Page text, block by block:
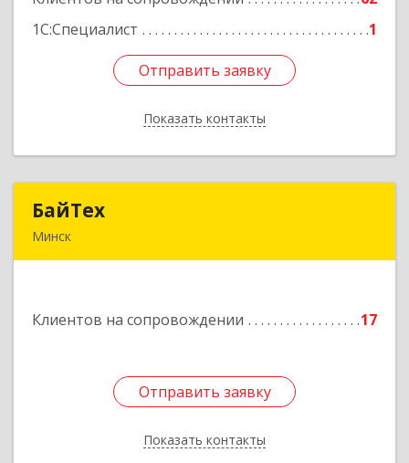
1С:Специалист
1
Отправить заявку
Показать контакты
Отправить заявку
Назад
БайТех
Минск
Клиентов на сопровождении 17
Отправить заявку
Показать контакты
Подробнее
Отправить заявку
Назад